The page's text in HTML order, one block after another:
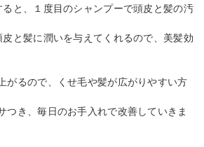
と、１度目のシャンプーで頭皮と髪の汚
と髪に潤いを与えてくれるので、美髪効
がるので、くせ毛や髪が広がりやすい方
つき、毎日のお手入れで改善していきま